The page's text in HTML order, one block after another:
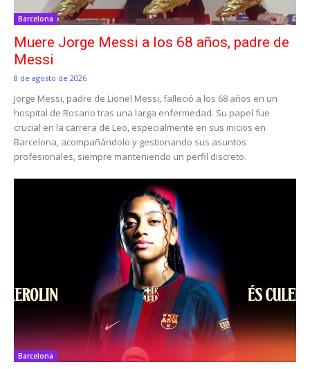
Barcelona
Muere Jorge Messi a los 68 años, padre de
Messi
8 de agosto de 2026
Jorge Messi, padre de Lionel Messi, falleció a los 68 años en un
hospital de Rosario tras una larga enfermedad. Su papel fue
crucial en la carrera de Leo, especialmente en sus inicios en
Barcelona, acompañándolo y gestionando sus asuntos
profesionales, siempre manteniendo un perfil discreto.
Barcelona